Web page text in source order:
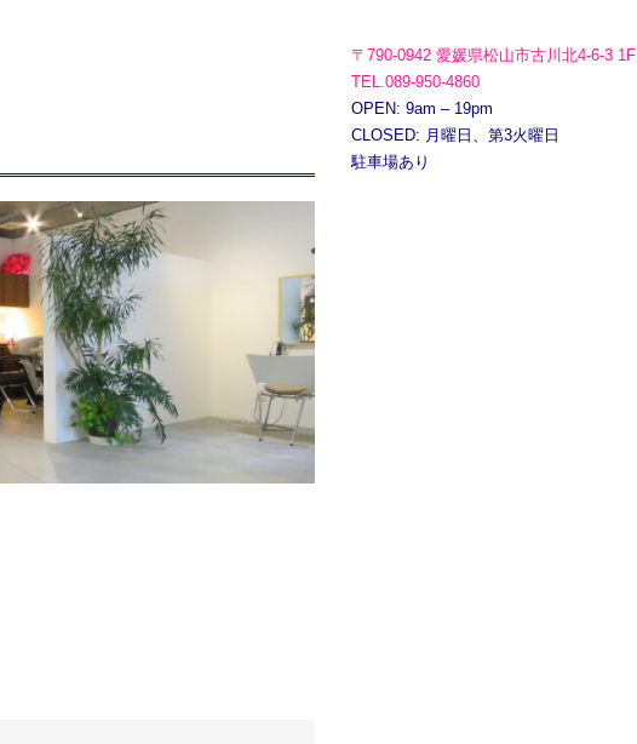
〒790-0942 愛媛県松山市古川北4-6-3 1F
TEL.089-950-4860
OPEN: 9am – 19pm
CLOSED: 月曜日、第3火曜日
駐車場あり